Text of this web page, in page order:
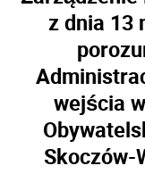
z dnia 13
wejścia
Skoczów-